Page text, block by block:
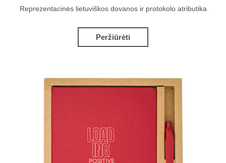
Reprezentacinės lietuviškos dovanos ir protokolo atributika
Peržiūrėti